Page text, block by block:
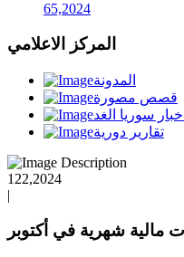
65,2024
المركز الاعلامي
المدونة
قصص مصورة
اخبار سوريا الغد
تقارير دورية
122,2024
|
مالية شهرية في أكتوبر